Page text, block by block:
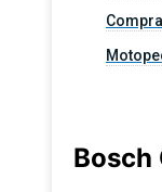
Bosch